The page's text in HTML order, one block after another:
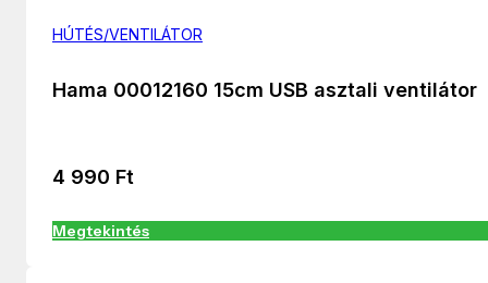
HÚTÉS/VENTILÁTOR
Hama 00012160 15cm USB asztali ventilátor
4 990 Ft
Megtekintés